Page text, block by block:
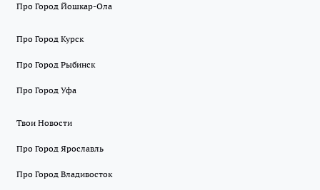
Про Город Йошкар-Ола
Про Город Курск
Про Город Рыбинск
Про Город Уфа
Твои Новости
Про Город Ярославль
Про Город Владивосток